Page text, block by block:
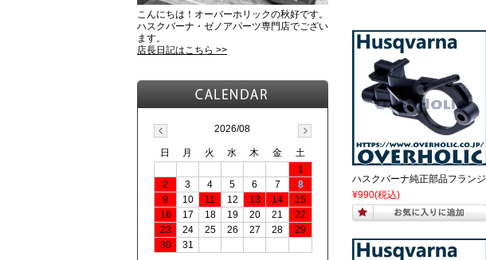
ハスクバーナ純正部品フランジ
¥990(税込)
こんにちは！オーバーホリックの秋好です。
ハスクバーナ・ゼノアパーツ専門店でござい
ます。
店長日記はこちら >>
2026/08
日 月 火 水 木 金
土
1
2
3 4 5 6 7
8
9
10 11 12 13 14
15
16
17 18 19 20 21
22
23
24 25 26 27 28
29
30
31